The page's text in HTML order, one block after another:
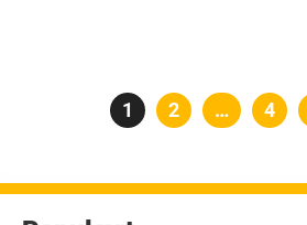
Posts
Side
1 Side
2 … Side
4